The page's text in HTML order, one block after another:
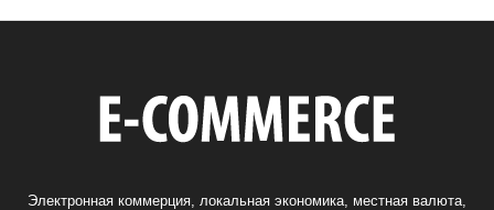
Электронная коммерция, локальная экономика, местная валюта,